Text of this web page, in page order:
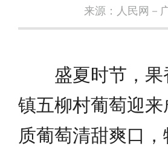
来源：人民网－
盛夏时节，
镇五柳村葡萄迎
质葡萄清甜爽口